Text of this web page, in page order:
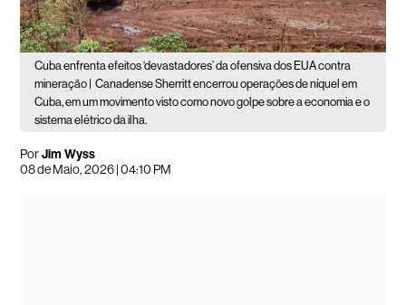
Cuba enfrenta efeitos ‘devastadores’ da ofensiva dos EUA contra
mineração |
Canadense Sherritt encerrou operações de níquel em
Cuba, em um movimento visto como novo golpe sobre a economia e o
sistema elétrico da ilha.
PorJim Wyss
08 de Maio, 2026 | 04:10 PM